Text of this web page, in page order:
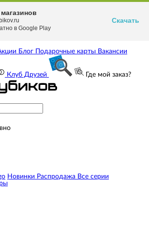
Блог Подарочные карты Вакансии
Клуб Друзей Где мой заказ?
Новинки Распродажа Все серии
в Google Play
Скачать